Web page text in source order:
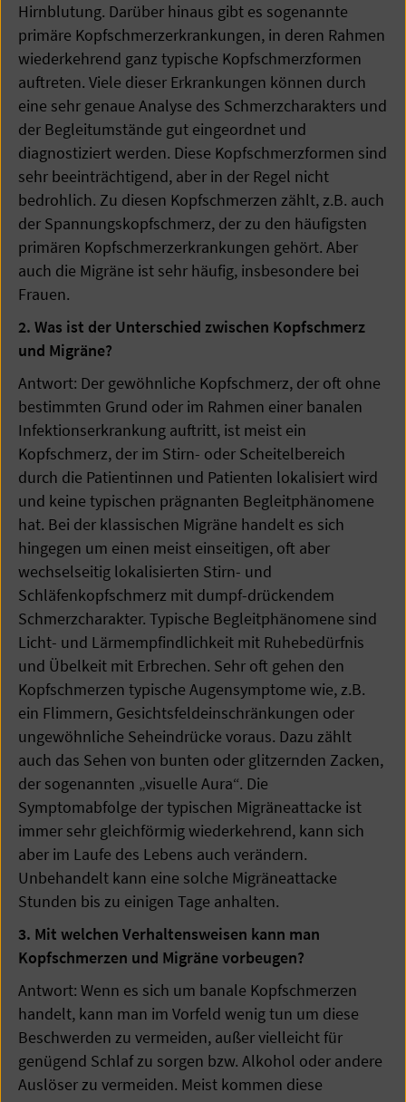
Hirnblutung. Darüber hinaus gibt es sogenannte
primäre Kopfschmerzerkrankungen, in deren Rahmen
wiederkehrend ganz typische Kopfschmerzformen
auftreten. Viele dieser Erkrankungen können durch
eine sehr genaue Analyse des Schmerzcharakters und
der Begleitumstände gut eingeordnet und
diagnostiziert werden. Diese Kopfschmerzformen sind
sehr beeinträchtigend, aber in der Regel nicht
bedrohlich. Zu diesen Kopfschmerzen zählt, z.B. auch
der Spannungskopfschmerz, der zu den häufigsten
primären Kopfschmerzerkrankungen gehört. Aber
auch die Migräne ist sehr häufig, insbesondere bei
Frauen.
2. Was ist der Unterschied zwischen Kopfschmerz
und Migräne?
Antwort: Der gewöhnliche Kopfschmerz, der oft ohne
bestimmten Grund oder im Rahmen einer banalen
Infektionserkrankung auftritt, ist meist ein
Kopfschmerz, der im Stirn- oder Scheitelbereich
durch die Patientinnen und Patienten lokalisiert wird
und keine typischen prägnanten Begleitphänomene
hat. Bei der klassischen Migräne handelt es sich
hingegen um einen meist einseitigen, oft aber
wechselseitig lokalisierten Stirn- und
Schläfenkopfschmerz mit dumpf-drückendem
Schmerzcharakter. Typische Begleitphänomene sind
Licht- und Lärmempfindlichkeit mit Ruhebedürfnis
und Übelkeit mit Erbrechen. Sehr oft gehen den
Kopfschmerzen typische Augensymptome wie, z.B.
ein Flimmern, Gesichtsfeldeinschränkungen oder
ungewöhnliche Seheindrücke voraus. Dazu zählt
auch das Sehen von bunten oder glitzernden Zacken,
der sogenannten „visuelle Aura“. Die
Symptomabfolge der typischen Migräneattacke ist
immer sehr gleichförmig wiederkehrend, kann sich
aber im Laufe des Lebens auch verändern.
Unbehandelt kann eine solche Migräneattacke
Stunden bis zu einigen Tage anhalten.
3. Mit welchen Verhaltensweisen kann man
Kopfschmerzen und Migräne vorbeugen?
Antwort: Wenn es sich um banale Kopfschmerzen
handelt, kann man im Vorfeld wenig tun um diese
Beschwerden zu vermeiden, außer vielleicht für
genügend Schlaf zu sorgen bzw. Alkohol oder andere
Auslöser zu vermeiden. Meist kommen diese